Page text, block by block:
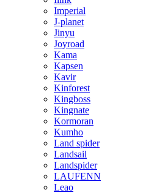
Imperial
J-planet
Jinyu
Joyroad
Kama
Kapsen
Kavir
Kinforest
Kingboss
Kingnate
Kormoran
Kumho
Land spider
Landsail
Landspider
LAUFENN
Leao